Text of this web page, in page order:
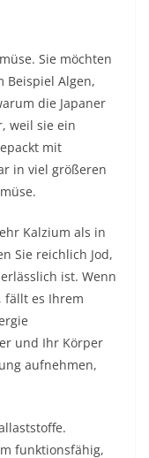
Sie möchten
Beispiel Algen,
die Japaner
weil sie ein
mit
in viel größeren
Kalzium als in
Sie reichlich Jod,
ist. Wenn
fällt es Ihrem
und Ihr Körper
aufnehmen,
funktionsfähig,